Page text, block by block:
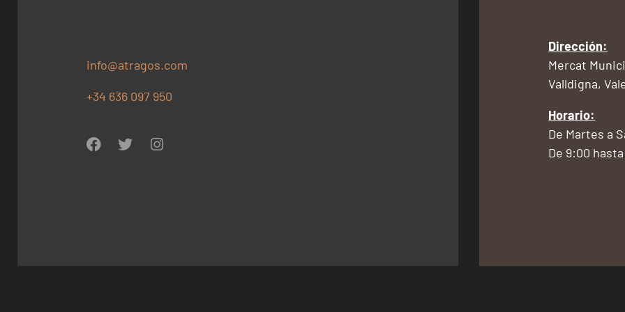
info@atragos.com
+34 636 097 950
Dirección:
Mercat
Valldigna,
Horario:
De Martes a
De 9:00